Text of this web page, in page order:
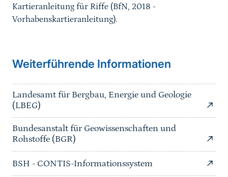
Kartieranleitung für Riffe (BfN, 2018 -
Vorhabenskartieranleitung).
Weiterführende Informationen
Landesamt für Bergbau, Energie und Geologie
(LBEG)
Bundesanstalt für Geowissenschaften und
Rohstoffe (BGR)
BSH - CONTIS-Informationssystem